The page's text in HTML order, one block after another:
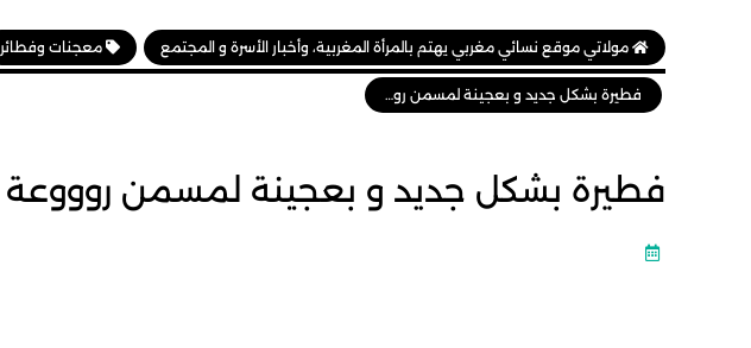
مولاتي موقع نسائي مغربي يهتم بالمرأة المغربية، وأخبار الأسرة و المجتمع معجنات وفطائر
فطيرة بشكل جديد و بعجينة لمسمن روووعة
فطيرة بشكل جديد و بعجينة لمسمن روووعة